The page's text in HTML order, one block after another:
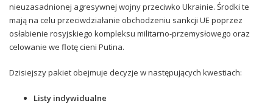
nieuzasadnionej agresywnej wojny przeciwko Ukrainie. Środki te
mają na celu przeciwdziałanie obchodzeniu sankcji UE poprzez
osłabienie rosyjskiego kompleksu militarno-przemysłowego oraz
celowanie we flotę cieni Putina.
Dzisiejszy pakiet obejmuje decyzje w następujących kwestiach:
Listy indywidualne